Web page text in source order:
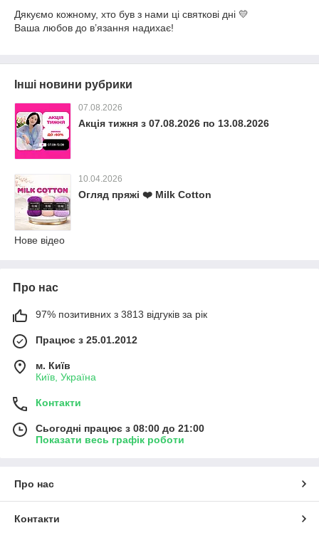
Дякуємо кожному, хто був з нами ці святкові дні 💛
Ваша любов до в’язання надихає!
Інші новини рубрики
07.08.2026
Акція тижня з 07.08.2026 по 13.08.2026
10.04.2026
Огляд пряжі ❤️ Milk Cotton
Нове відео
Про нас
97% позитивних з 3813 відгуків за рік
Працює з 25.01.2012
м. Київ
Київ, Україна
Контакти
Сьогодні працює з 08:00 до 21:00
Показати весь графік роботи
Про нас
Контакти